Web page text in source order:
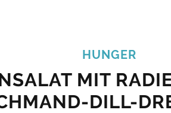
HUNGER
MIT
DILL-